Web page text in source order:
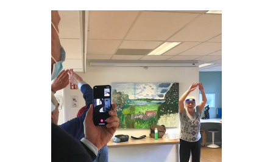
ORGANISATIE
VRIJWILLIGERS & STAGIAIRES
CONTACT